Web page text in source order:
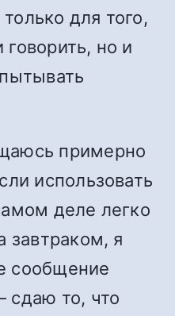
для того,
но и
примерно
использовать
деле легко
завтраком, я
сообщение
сдаю то, что